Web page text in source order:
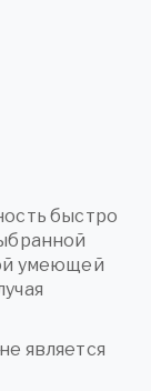
быстро
умеющей
является